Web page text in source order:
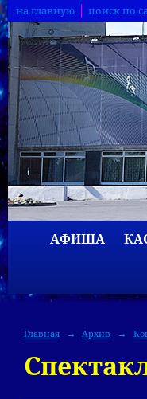
на главную поиск по
АФИША
Главная → Архив →